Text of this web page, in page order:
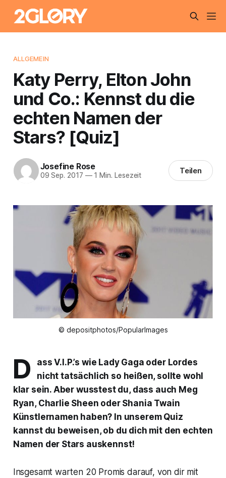
ALLGEMEIN
Katy Perry, Elton John
und Co.: Kennst du die
echten Namen der
Stars? [Quiz]
Josefine Rose
09 Sep. 2017 —1 Min. Lesezeit Teilen
© depositphotos/PopularImages
D
ass V.I.P.’s wie Lady Gaga oder Lordes
nicht tatsächlich so heißen, sollte wohl
klar sein. Aber wusstest du, dass auch Meg
Ryan, Charlie Sheen oder Shania Twain
Künstlernamen haben? In unserem Quiz
kannst du beweisen, ob du dich mit den echten
Namen der Stars auskennst!
Insgesamt warten 20 Promis darauf, von dir mit